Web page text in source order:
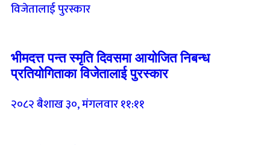
भीमदत्त पन्त स्मृति दिवसमा आयोजित निबन्ध
प्रतियोगिताका विजेतालाई पुरस्कार
२०८२ बैशाख ३०, मंगलवार ११:११